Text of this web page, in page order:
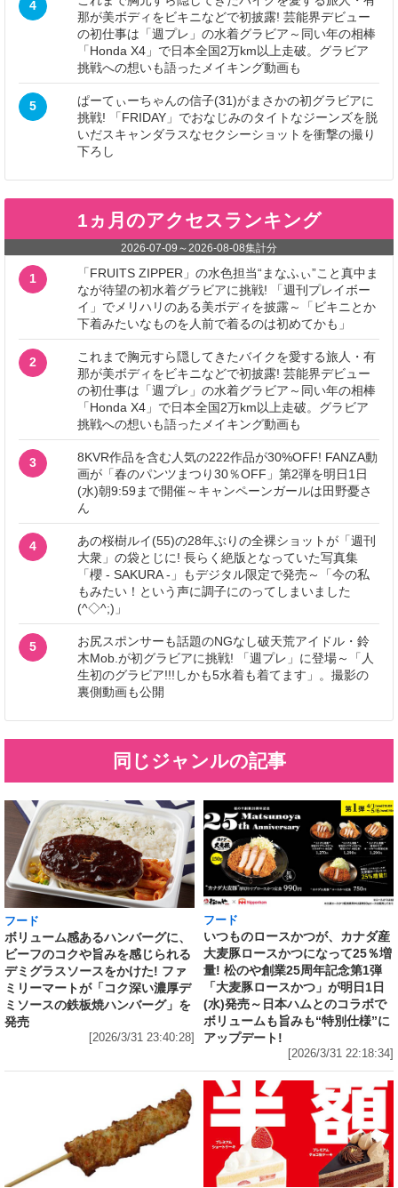
4
那が美ボディをビキニなどで初披露! 芸能界デビュー
の初仕事は「週プレ」の水着グラビア～同い年の相棒
「Honda X4」で日本全国2万km以上走破。グラビア
挑戦への想いも語ったメイキング動画も
5
ぱーてぃーちゃんの信子(31)がまさかの初グラビアに
挑戦! 「FRIDAY」でおなじみのタイトなジーンズを脱
いだスキャンダラスなセクシーショットを衝撃の撮り
下ろし
1ヵ月のアクセスランキング
2026-07-09 ～2026-08-08集計分
1
「FRUITS ZIPPER」の水色担当“まなふぃ”こと真中ま
なが待望の初水着グラビアに挑戦! 「週刊プレイボー
イ」でメリハリのある美ボディを披露～「ビキニとか
下着みたいなものを人前で着るのは初めてかも」
2
これまで胸元すら隠してきたバイクを愛する旅人・有
那が美ボディをビキニなどで初披露! 芸能界デビュー
の初仕事は「週プレ」の水着グラビア～同い年の相棒
「Honda X4」で日本全国2万km以上走破。グラビア
挑戦への想いも語ったメイキング動画も
3
8KVR作品を含む人気の222作品が30%OFF! FANZA動
画が「春のパンツまつり30％OFF」第2弾を明日1日
(水)朝9:59まで開催～キャンペーンガールは田野憂さ
ん
4
あの桜樹ルイ(55)の28年ぶりの全裸ショットが「週刊
大衆」の袋とじに! 長らく絶版となっていた写真集
「櫻 - SAKURA -」もデジタル限定で発売～「今の私
もみたい！という声に調子にのってしまいました
(^◇^;)」
5
お尻スポンサーも話題のNGなし破天荒アイドル・鈴
木Mob.が初グラビアに挑戦! 「週プレ」に登場～「人
生初のグラビア!!!しかも5水着も着てます」。撮影の
裏側動画も公開
同じジャンルの記事
フード
ボリューム感あるハンバーグに、
ビーフのコクや旨みを感じられる
デミグラスソースをかけた! ファ
ミリーマートが「コク深い濃厚デ
ミソースの鉄板焼ハンバーグ」を
発売
[2026/3/31 23:40:28]
フード
いつものロースかつが、カナダ産
大麦豚ロースかつになって25％増
量! 松のや創業25周年記念第1弾
「大麦豚ロースかつ」が明日1日
(水)発売～日本ハムとのコラボで
ボリュームも旨みも“特別仕様”に
アップデート!
[2026/3/31 22:18:34]